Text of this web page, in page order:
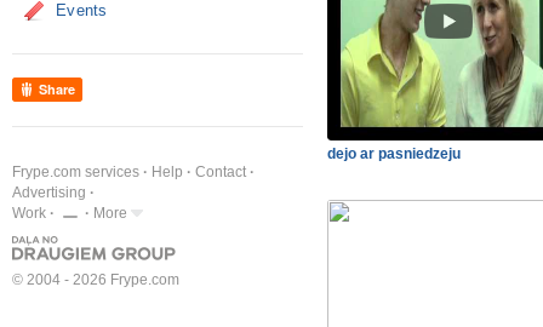
Events
Share
Frype.com services Help
Contact
Advertising
Work
More
© 2004 - 2026 Frype.com
dejo ar pasniedzeju